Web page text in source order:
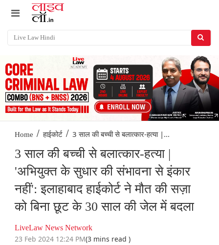
Home / हाईकोर्ट / 3 साल की बच्ची से बलात्कार-हत्या |...
3 साल की बच्ची से बलात्कार-हत्या |
'अभियुक्त के सुधार की संभावना से इंकार
नहीं': इलाहाबाद हाईकोर्ट ने मौत की सज़ा
को बिना छूट के 30 साल की जेल में बदला
LiveLaw News Network
23 Feb 2024 12:24 PM(3 mins read )